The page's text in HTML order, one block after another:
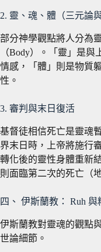
2. 靈、魂、體（三元論
部分神學觀點將人分為
（Body）。「靈」是
情感，「體」則是物質
性。
3. 審判與末日復活
基督徒相信死亡是靈魂
界末日時，上帝將施行
轉化後的靈性身體重新
則面臨第二次的死亡（
四、 伊斯蘭教： Ruh 與
伊斯蘭教對靈魂的觀點
世論細節。